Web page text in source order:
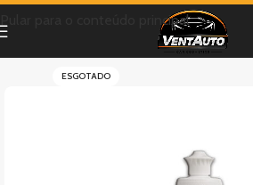
Pular para o conteúdo principal
ESGOTADO